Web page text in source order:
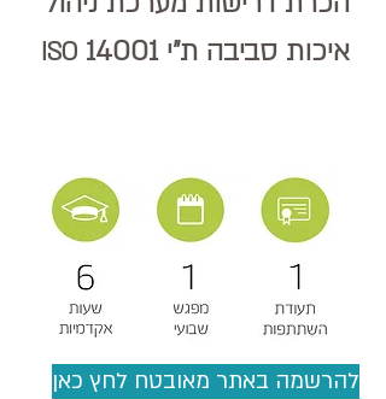
איכות סביבה ת"י
ISO 14001
להרשמה באתר מאובטח לחץ כאן